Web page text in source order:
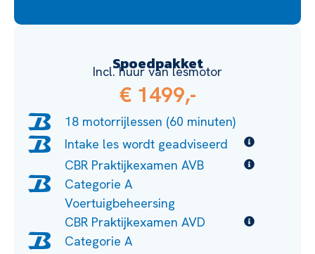
Spoedpakket
Incl. huur van lesmotor
€ 1499,-
18 motorrijlessen (60 minuten)
Intake les wordt geadviseerd
CBR Praktijkexamen AVB
Categorie A
Voertuigbeheersing
CBR Praktijkexamen AVD
Categorie A